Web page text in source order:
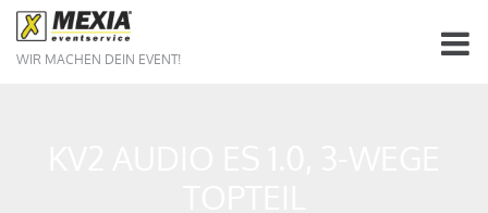
WIR MACHEN DEIN EVENT!